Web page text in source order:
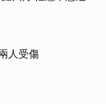
人受傷